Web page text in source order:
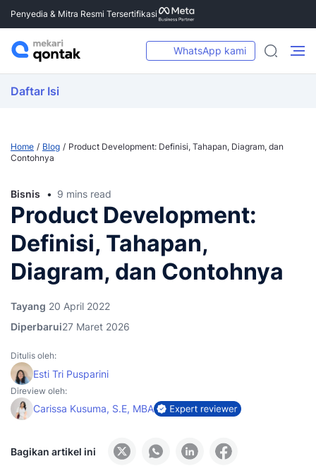
Penyedia & Mitra Resmi Tersertifikasi
WhatsApp kami
Daftar Isi
Home Blog
Product Development: Definisi, Tahapan, Diagram, dan
Contohnya
Bisnis 9 mins read
Product Development:
Definisi, Tahapan,
Diagram, dan Contohnya
Tayang 20 April 2022
Diperbarui27 Maret 2026
Ditulis oleh:
Esti Tri Pusparini
Direview oleh:
Carissa Kusuma, S.E, MBA
Bagikan artikel ini